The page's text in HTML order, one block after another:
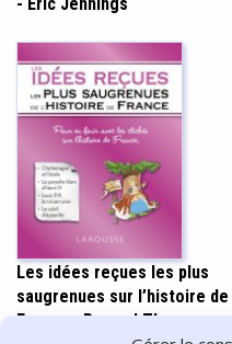
Les idées reçues les plus
saugrenues sur l’histoire de
France - Renaud Thomazo